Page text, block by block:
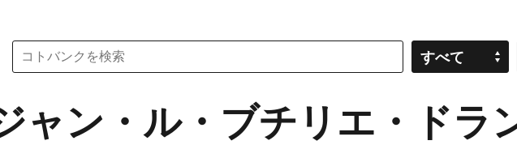
すべて
ャン・ル・ブチリエ・ドラ